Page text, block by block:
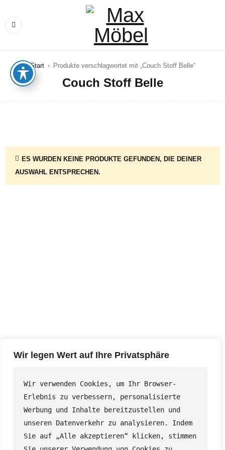
Wir legen Wert auf Ihre Privatsphäre
Wir verwenden Cookies, um Ihr Browser-
Erlebnis zu verbessern, personalisierte
Werbung und Inhalte bereitzustellen und
unseren Datenverkehr zu analysieren. Indem
Sie auf „Alle akzeptieren“ klicken, stimmen
Start › Produkte verschlagwortet mit „Couch Stoff Belle“
Couch Stoff Belle
ES WURDEN KEINE PRODUKTE GEFUNDEN, DIE DEINER
AUSWAHL ENTSPRECHEN.
Montag – Freitag: 10:00 – 18:00 | Samstag 10:00 – 16:00
| Sonntag geschlossen